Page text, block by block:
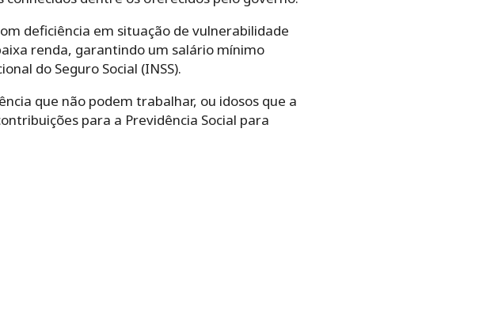
deficiência em situação de vulnerabilidade
renda, garantindo um salário mínimo
do Seguro Social (INSS).
que não podem trabalhar, ou idosos que a
para a Previdência Social para